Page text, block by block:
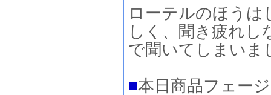
ローテルのほう
しく、聞き疲れし
で聞いてしまいま
■本日商品フェー